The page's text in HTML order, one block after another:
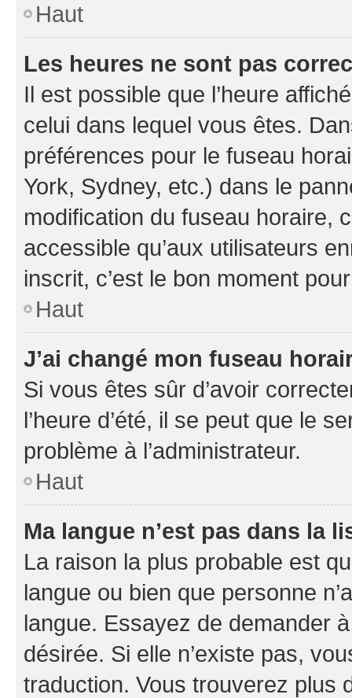
Haut
Les heures ne sont pas
Il est possible que l’heure
celui dans lequel vous êtes.
préférences pour le fuseau
York, Sydney, etc.) dans le
modification du fuseau horaire,
accessible qu’aux utilisateurs
inscrit, c’est le bon moment
Haut
J’ai changé mon fuseau
Si vous êtes sûr d’avoir
l’heure d’été, il se peut que le
problème à l’administrateur.
Haut
Ma langue n’est pas dans la
La raison la plus probable est
langue ou bien que personne
langue. Essayez de demander
désirée. Si elle n’existe pas,
traduction. Vous trouverez plus